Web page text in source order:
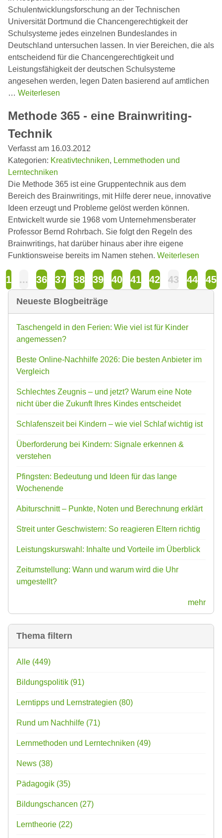
Schulentwicklungsforschung an der Technischen
Universität Dortmund die Chancengerechtigkeit der
Schulsysteme jedes einzelnen Bundeslandes in
Deutschland untersuchen lassen. In vier Bereichen, die als
entscheidend für die Chancengerechtigkeit und
Leistungsfähigkeit der deutschen Schulsysteme
angesehen werden, legen Daten basierend auf amtlichen
… Weiterlesen
Methode 365 - eine Brainwriting-
Technik
Verfasst am 16.03.2012
Kategorien: Kreativtechniken, Lernmethoden und
Lerntechniken
Die Methode 365 ist eine Gruppentechnik aus dem
Bereich des Brainwritings, mit Hilfe derer neue, innovative
Ideen erzeugt und Probleme gelöst werden können.
Entwickelt wurde sie 1968 vom Unternehmensberater
Professor Bernd Rohrbach. Sie folgt den Regeln des
Brainwritings, hat darüber hinaus aber ihre eigene
Funktionsweise bereits im Namen stehen. Weiterlesen
1 ... 36 37 38 39 40 41 42 43 44 45
Neueste Blogbeiträge
Taschengeld in den Ferien: Wie viel ist für Kinder
angemessen?
Beste Online-Nachhilfe 2026: Die besten Anbieter im
Vergleich
Schlechtes Zeugnis – und jetzt? Warum eine Note
nicht über die Zukunft Ihres Kindes entscheidet
Schlafenszeit bei Kindern – wie viel Schlaf wichtig ist
Überforderung bei Kindern: Signale erkennen &
verstehen
Pfingsten: Bedeutung und Ideen für das lange
Wochenende
Abiturschnitt – Punkte, Noten und Berechnung erklärt
Streit unter Geschwistern: So reagieren Eltern richtig
Leistungskurswahl: Inhalte und Vorteile im Überblick
Zeitumstellung: Wann und warum wird die Uhr
umgestellt?
mehr
Thema filtern
Alle (449)
Bildungspolitik (91)
Lerntipps und Lernstrategien (80)
Rund um Nachhilfe (71)
Lernmethoden und Lerntechniken (49)
News (38)
Pädagogik (35)
Bildungschancen (27)
Lerntheorie (22)